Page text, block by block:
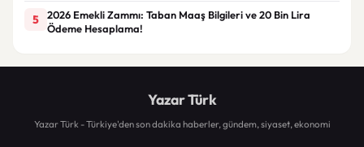
5
2026 Emekli Zammı: Taban Maaş Bilgileri ve 20 Bin Lira
Ödeme Hesaplama!
Yazar Türk
Yazar Türk - Türkiye'den son dakika haberler, gündem, siyaset, ekonomi